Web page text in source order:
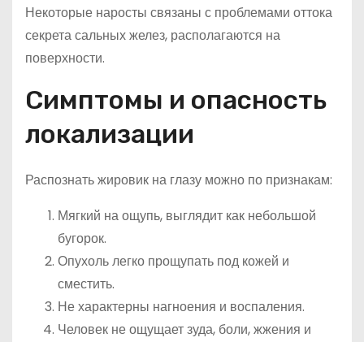
Некоторые наросты связаны с проблемами оттока
секрета сальных желез, располагаются на
поверхности.
Симптомы и опасность
локализации
Распознать жировик на глазу можно по признакам:
Мягкий на ощупь, выглядит как небольшой
бугорок.
Опухоль легко прощупать под кожей и
сместить.
Не характерны нагноения и воспаления.
Человек не ощущает зуда, боли, жжения и